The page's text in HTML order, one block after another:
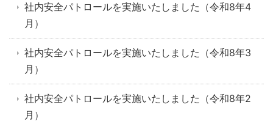
社内安全パトロールを実施いたしました（令和8年4
月）
社内安全パトロールを実施いたしました（令和8年3
月）
社内安全パトロールを実施いたしました（令和8年2
月）